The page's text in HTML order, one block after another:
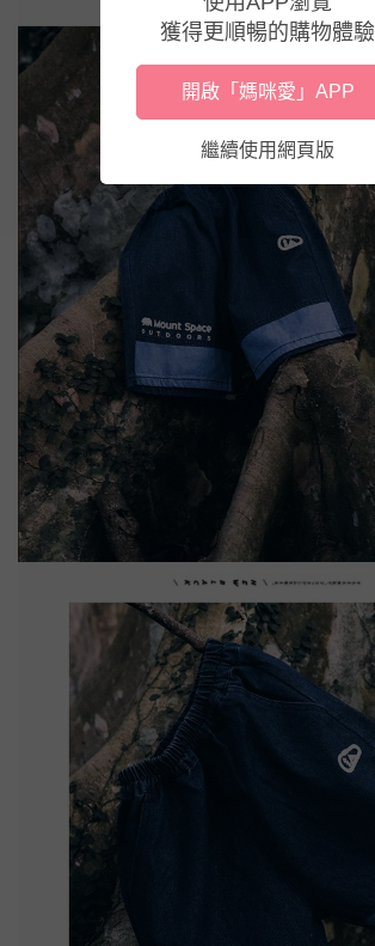
獲得更順暢的購物體驗
開啟「媽咪愛」APP
繼續使用網頁版